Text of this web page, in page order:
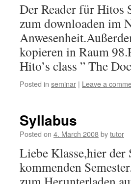
Der Reader für Hitos
zum downloaden im
kopieren in Raum
Hito’s class ” The
Posted in seminar | Leave a
Syllabus
Posted on 4. March 2008bytutor
Liebe Klasse,hier
kommenden